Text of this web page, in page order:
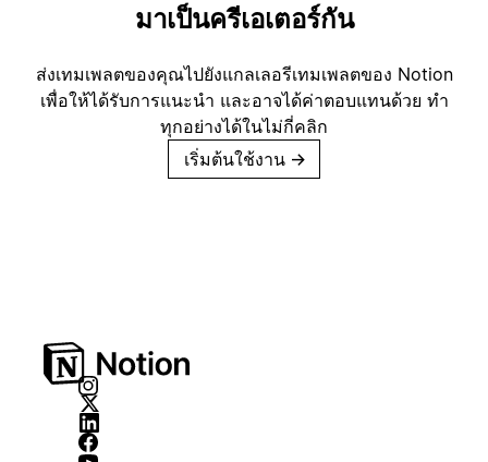
มาเป็นครีเอเตอร์กัน
ส่งเทมเพลตของคุณไปยังแกลเลอรีเทมเพลตของ Notion
เพื่อให้ได้รับการแนะนำ และอาจได้ค่าตอบแทนด้วย ทำ
ทุกอย่างได้ในไม่กี่คลิก
เริ่มต้นใช้งาน →